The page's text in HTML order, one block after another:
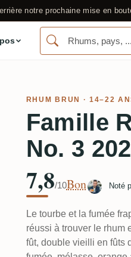
notre prochaine mise en
RHUM BRUN · 14–22
Famille
No. 3
7,8/10Bon Noté
Le tourbe et la fumée
réussi à trouver le rhum
fût, double vieilli en fûts